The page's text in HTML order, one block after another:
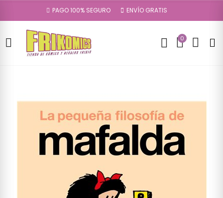
PAGO 100% SEGURO ENVÍO GRATIS
0